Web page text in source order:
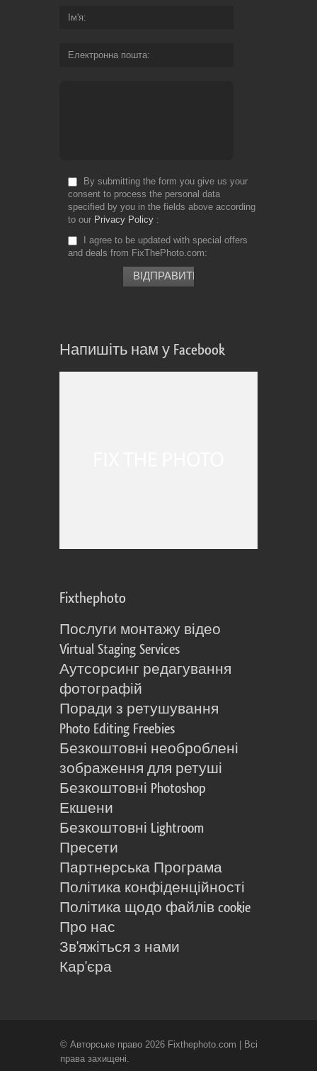
Ім'я
Електронна пошта
By submitting the form you give us your
consent to process the personal data
specified by you in the fields above according
to our Privacy Policy
I agree to be updated with special offers
and deals from FixThePhoto.com
Напишіть нам у Facebook
Fixthephoto
Послуги монтажу відео
Virtual Staging Services
Аутсорсинг редагування
фотографій
Поради з ретушування
Photo Editing Freebies
Безкоштовні необроблені
зображення для ретуші
Безкоштовні Photoshop
Екшени
Безкоштовні Lightroom
Пресети
Партнерська Програма
Політика конфіденційності
Політика щодо файлів cookie
Про нас
Зв'яжіться з нами
Кар'єра
© Авторське право 2026 Fixthephoto.com | Всі
права захищені.